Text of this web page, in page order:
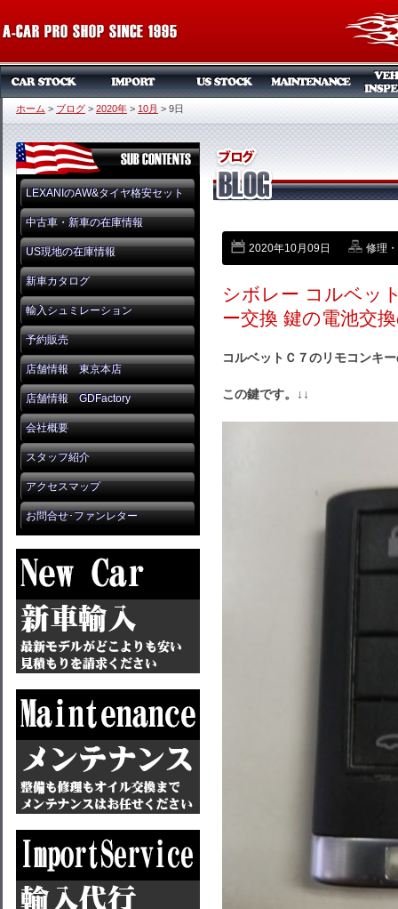
ホーム > ブログ > 2020年 > 10月 > 9日
LEXANIのAW&タイヤ格安セット
中古車・新車の在庫情報
US現地の在庫情報
新車カタログ
輸入シュミレーション
予約販売
店舗情報 東京本店
店舗情報 GDFactory
会社概要
スタッフ紹介
アクセスマップ
お問合せ･ファンレター
2020年10月09日 修理
シボレー コルベッ
ー交換 鍵の電池交
コルベットＣ７のリモコンキ
この鍵です。↓↓